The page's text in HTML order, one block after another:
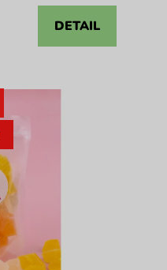
z
DETAIL